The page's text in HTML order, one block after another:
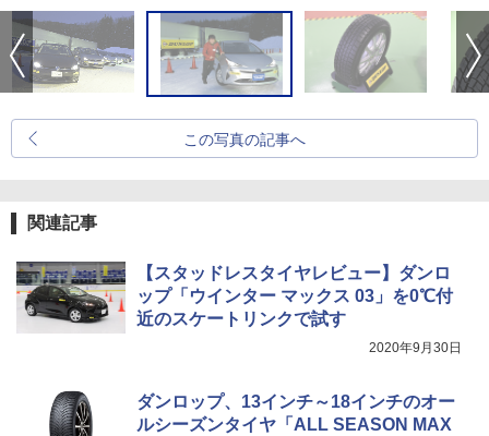
この写真の記事へ
関連記事
【スタッドレスタイヤレビュー】ダンロ
ップ「ウインター マックス 03」を0℃付
近のスケートリンクで試す
2020年9月30日
ダンロップ、13インチ～18インチのオー
ルシーズンタイヤ「ALL SEASON MAX